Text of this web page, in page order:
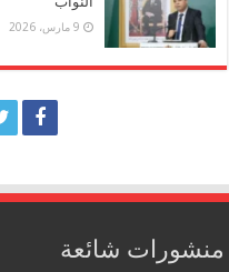
9 مارس، 2026
منشورات شائعة